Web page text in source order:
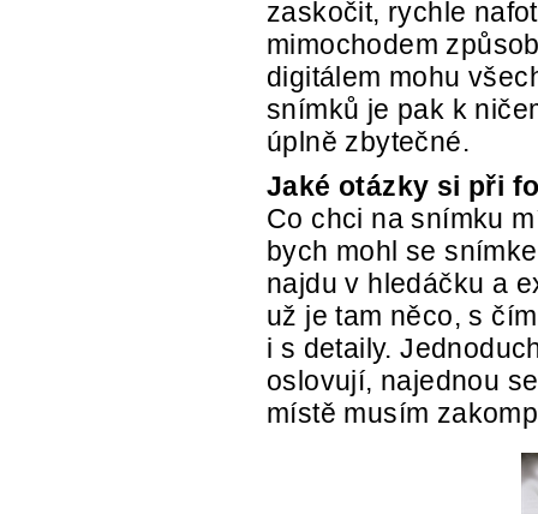
zaskočit, rychle
mimochodem
digitálem mohu
snímků je pak k
úplně zbytečné.
Jaké otázky si při
Co chci na snímku
bych mohl se
najdu v hledáčku a
už je tam něco, s
i s detaily.
oslovují, najednou
místě musím